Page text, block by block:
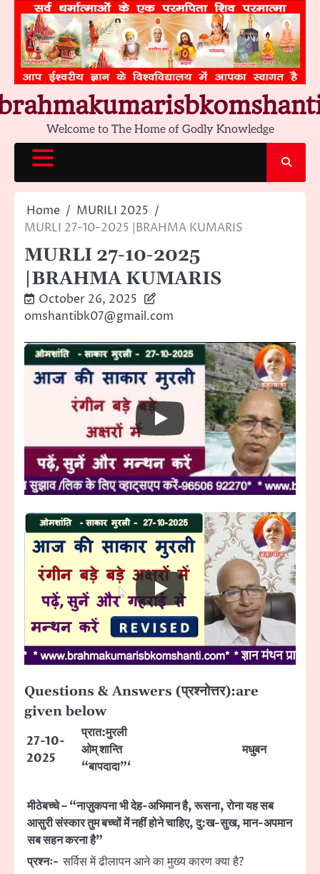
content
Welcome to The Home of Godly Knowledge
Home
MURILI 2025
MURLI 27-10-2025 |BRAHMA KUMARIS
MURLI 27-10-2025
|BRAHMA KUMARIS
October 26, 2025
omshantibk07@gmail.com
Questions & Answers (प्रश्नोत्तर):are
given below
27-10-
2025
प्रात:मुरली
ओम् शान्ति
“बापदादा”‘
मधुबन
मीठेबच्चे – “नाज़ुकपना भी देह-अभिमान है, रूसना, रोना यह सब
आसुरी संस्कार तुम बच्चों में नहीं होने चाहिए, दु:ख-सुख, मान-अपमान
सब सहन करना है”
प्रश्नः- सर्विस में ढीलापन आने का मुख्य कारण क्या है?